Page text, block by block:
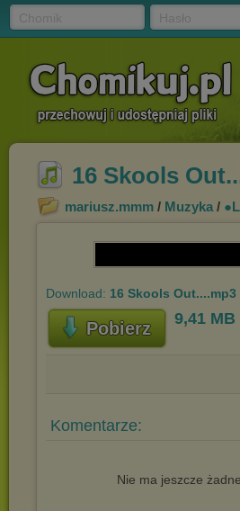
16 Skools
mariusz.mmm / Muzyka / ●L
Download: 16 Skools Out....mp3
Pobierz 9,41 MB
Komentarze:
Nie ma jeszcze